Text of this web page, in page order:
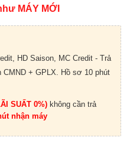
MÁY MỚI
HD Saison, MC Credit - Trả
CMND + GPLX. Hồ sơ 10 phút
SUẤT 0%) không cần trả
nhận máy